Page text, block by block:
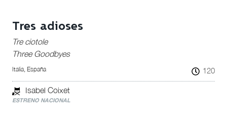
Tres adioses
Tre ciotole
Three Goodbyes
Italia, España 120
Isabel Coixet
ESTRENO NACIONAL